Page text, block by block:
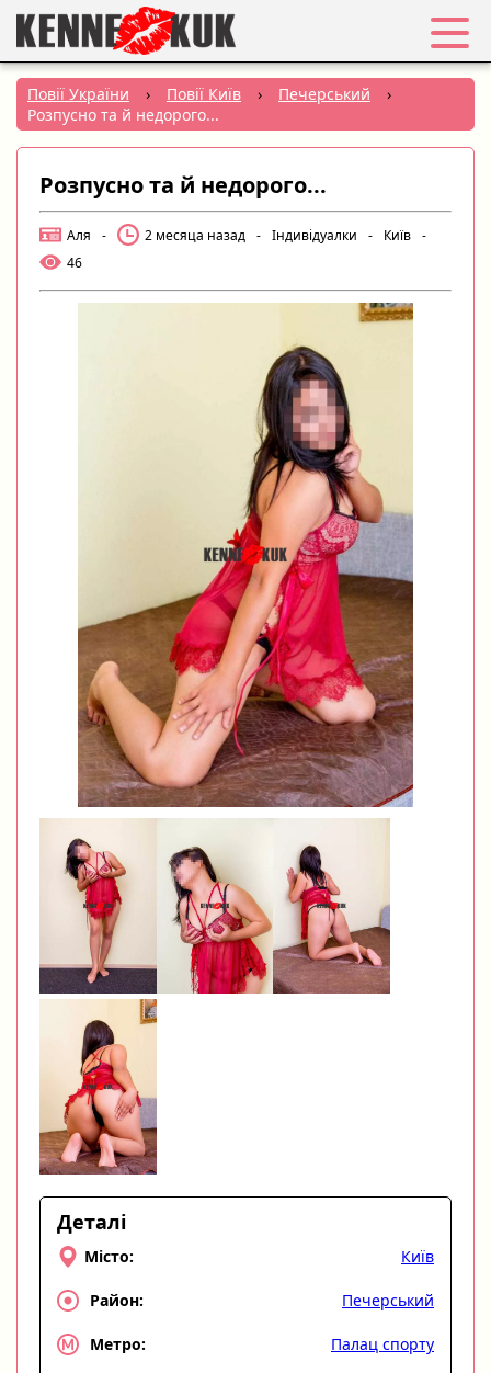
Обране
Вхід
Реєстрація
Міста:
РУС|
УКР
Створити оголошення
Повії України › Повії Київ › Печерський
›
Розпусно та й недорого...
Розпусно та й недорого...
Аля - 2 месяца назад - Індивідуалки - Київ -
46
Деталі
Місто: Київ
Район: Печерський
Метро: Палац спорту